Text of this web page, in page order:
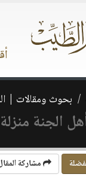
بحوث ومقالات |
الجنة
مشاركة